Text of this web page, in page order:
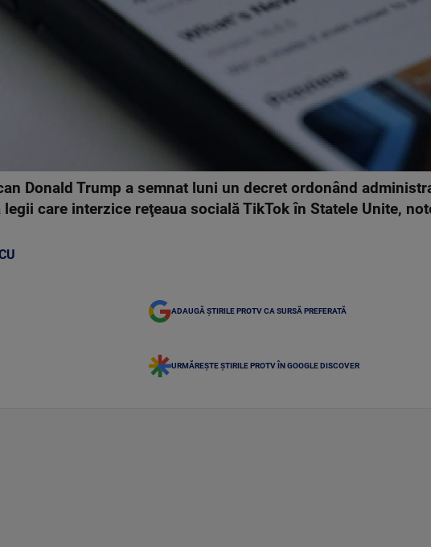
Donald Trump a semnat luni un decret ordonând
care interzice reţeaua socială TikTok în Statele Unite,
ADAUGĂ ȘTIRILE PROTV CA SURSĂ PREFERATĂ
URMĂREȘTE ȘTIRILE PROTV ÎN GOOGLE DISCOVER